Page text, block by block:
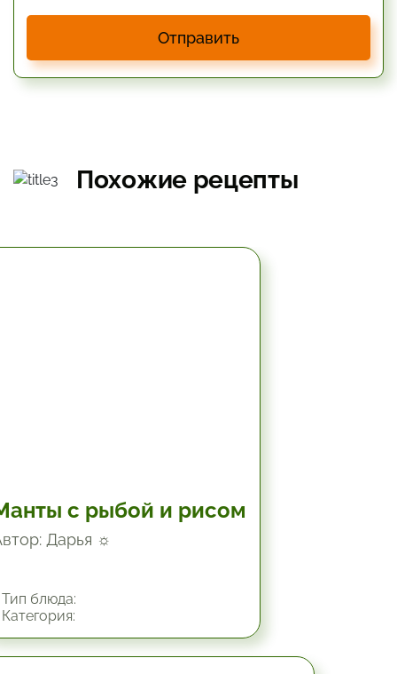
Отправить
Похожие рецепты
с рыбой и рисом
Дарья ☼
блюда: